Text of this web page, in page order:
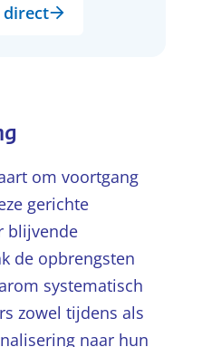
direct
om voortgang
gerichte
blijvende
de opbrengsten
systematisch
zowel tijdens als
naar hun